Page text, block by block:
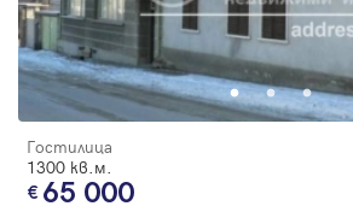
Гостилица
1300 кв.м.
65 000